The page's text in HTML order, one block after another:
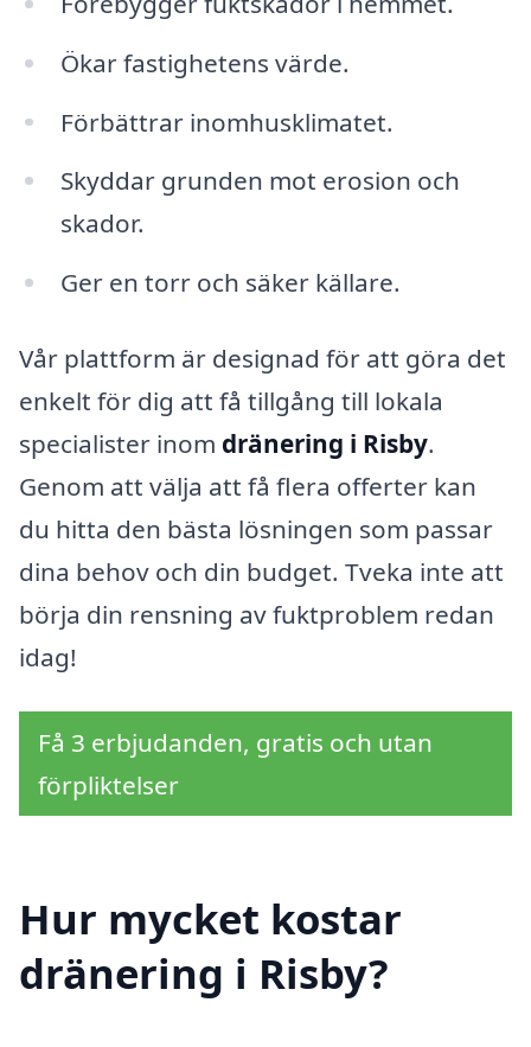
Ökar fastighetens värde.
Förbättrar inomhusklimatet.
Skyddar grunden mot erosion och
skador.
Ger en torr och säker källare.
Vår plattform är designad för att göra det
enkelt för dig att få tillgång till lokala
specialister inom dränering i Risby.
Genom att välja att få flera offerter kan
du hitta den bästa lösningen som passar
dina behov och din budget. Tveka inte att
börja din rensning av fuktproblem redan
idag!
Få 3 erbjudanden, gratis och utan
förpliktelser
Hur mycket kostar
dränering i Risby?